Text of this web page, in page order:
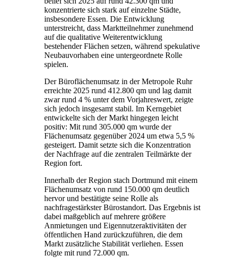
konzentrierte sich stark auf einzelne Städte,
insbesondere Essen. Die Entwicklung
unterstreicht, dass Marktteilnehmer zunehmend
auf die qualitative Weiterentwicklung
bestehender Flächen setzen, während spekulative
Neubauvorhaben eine untergeordnete Rolle
spielen.
Der Büroflächenumsatz in der Metropole Ruhr
erreichte 2025 rund 412.800 qm und lag damit
zwar rund 4 % unter dem Vorjahreswert, zeigte
sich jedoch insgesamt stabil. Im Kerngebiet
entwickelte sich der Markt hingegen leicht
positiv: Mit rund 305.000 qm wurde der
Flächenumsatz gegenüber 2024 um etwa 5,5 %
gesteigert. Damit setzte sich die Konzentration
der Nachfrage auf die zentralen Teilmärkte der
Region fort.
Innerhalb der Region stach Dortmund mit einem
Flächenumsatz von rund 150.000 qm deutlich
hervor und bestätigte seine Rolle als
nachfragestärkster Bürostandort. Das Ergebnis ist
dabei maßgeblich auf mehrere größere
Anmietungen und Eigennutzeraktivitäten der
öffentlichen Hand zurückzuführen, die dem
Markt zusätzliche Stabilität verliehen. Essen
folgte mit rund 72.000 qm.